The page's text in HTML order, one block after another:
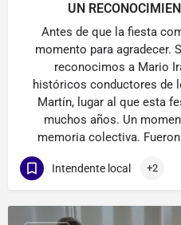
UN
Antes de que la fiesta
momento para agradecer.
reconocimos a Mario
históricos conductores de
Martín, lugar al que esta
muchos años. Un
memoria colectiva.
Intendente local +2